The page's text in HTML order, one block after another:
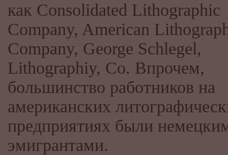
как Consolidated Lithographic
Company, American
Company, George Schlegel,
Lithographiy, Co. Впрочем,
большинство работников на
американских
предприятиях были
эмигрантами.